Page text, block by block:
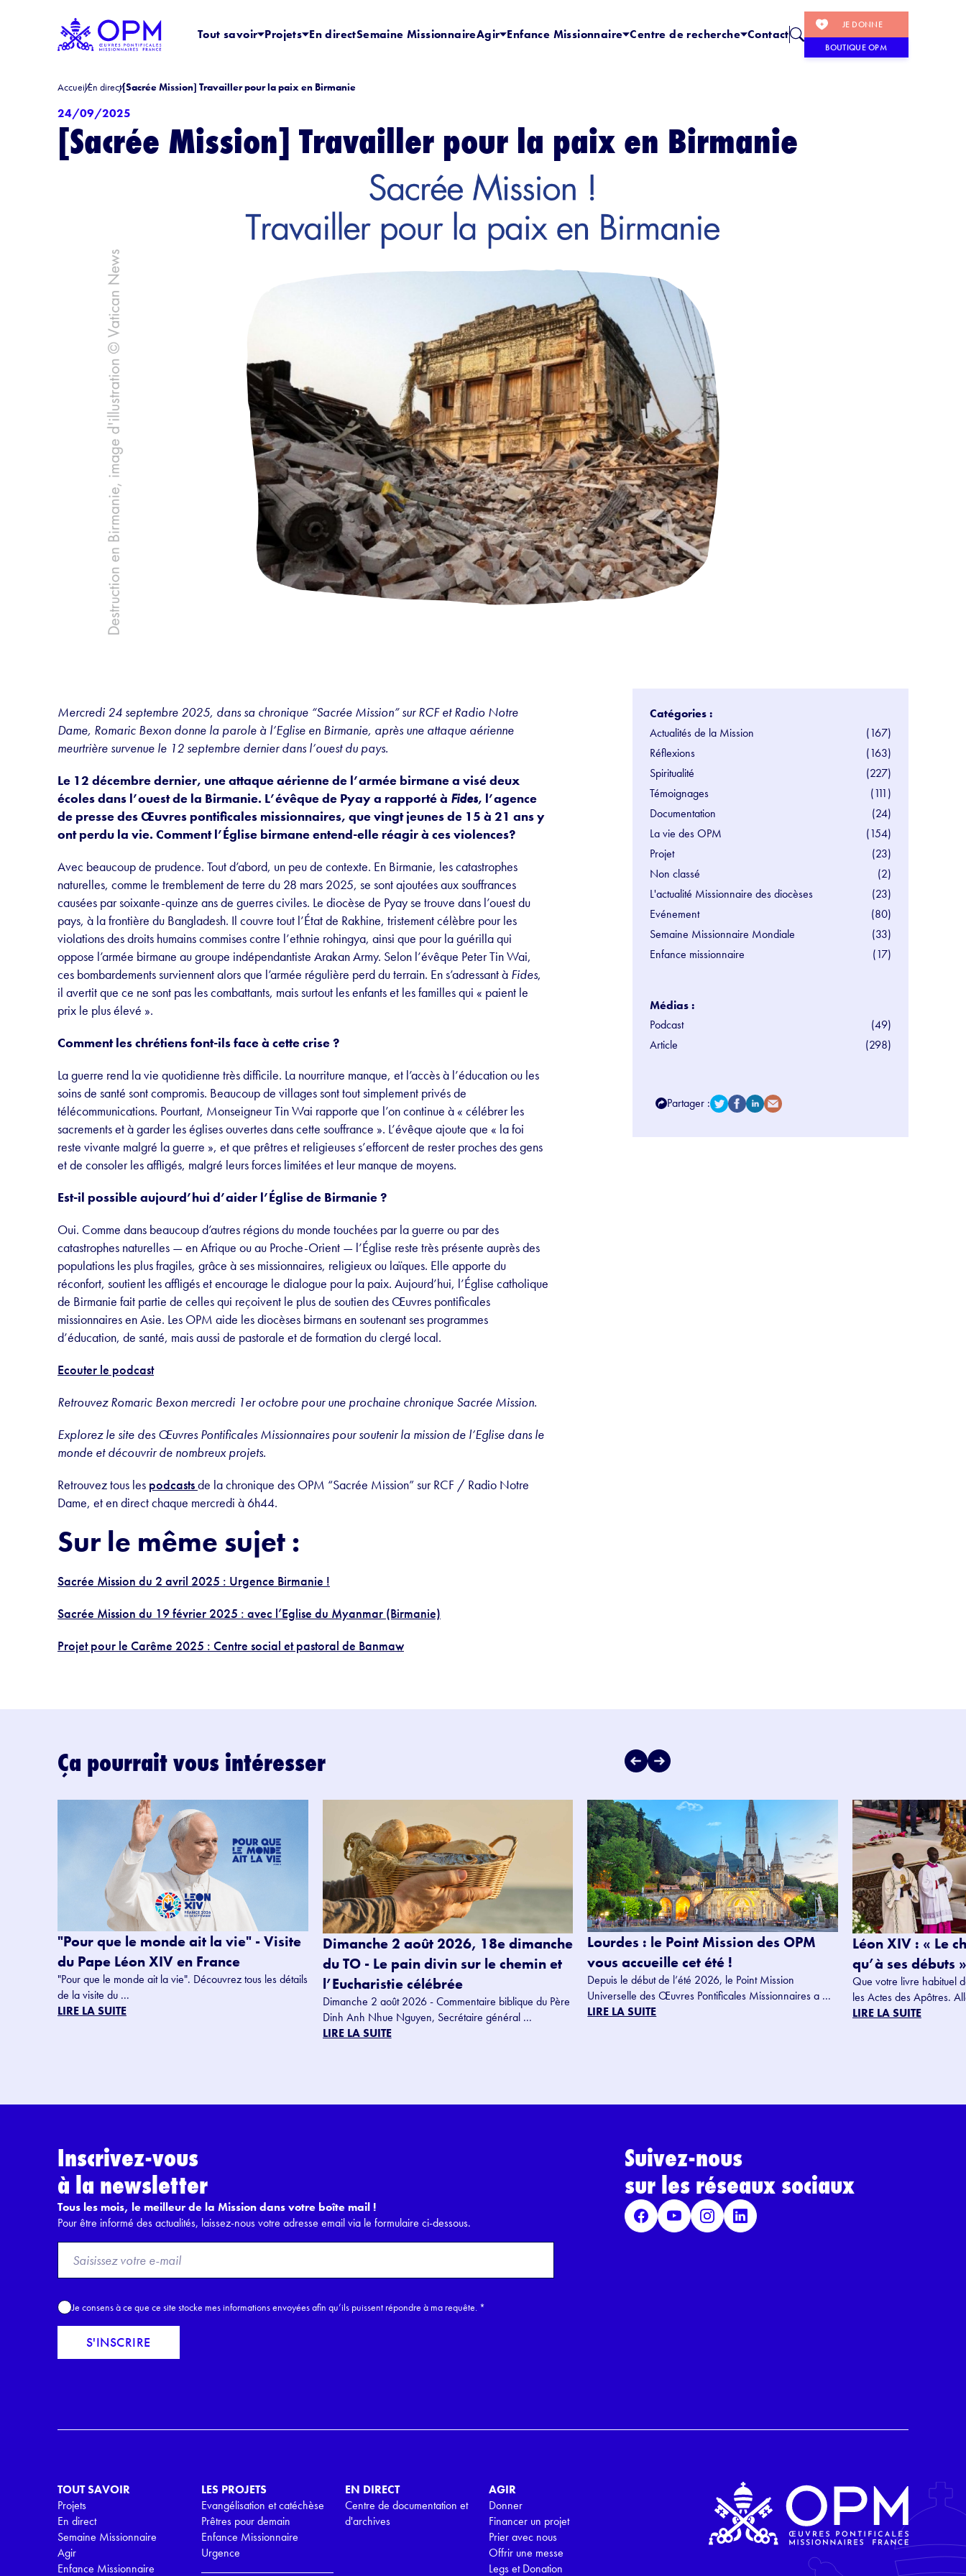
Tout savoir Projets En directSemaine MissionnaireAgir Enfance Missionnaire Centre de recherche Contact
JE DONNE
BOUTIQUE OPM
AccueilEn direct[Sacrée Mission] Travailler pour la paix en Birmanie
24/09/2025
[Sacrée Mission] Travailler pour la paix en Birmanie
Mercredi 24 septembre 2025, dans sa chronique “Sacrée Mission” sur RCF et Radio Notre
Dame, Romaric Bexon donne la parole à l’Eglise en Birmanie, après une attaque aérienne
meurtrière survenue le 12 septembre dernier dans l’ouest du pays.
Le 12 décembre dernier, une attaque aérienne de l’armée birmane a visé deux
écoles dans l’ouest de la Birmanie. L’évêque de Pyay a rapporté à Fides, l’agence
de presse des Œuvres pontificales missionnaires, que vingt jeunes de 15 à 21 ans y
ont perdu la vie. Comment l’Église birmane entend-elle réagir à ces violences?
Avec beaucoup de prudence. Tout d’abord, un peu de contexte. En Birmanie, les catastrophes
naturelles, comme le tremblement de terre du 28 mars 2025, se sont ajoutées aux souffrances
causées par soixante-quinze ans de guerres civiles. Le diocèse de Pyay se trouve dans l’ouest du
pays, à la frontière du Bangladesh. Il couvre tout l’État de Rakhine, tristement célèbre pour les
violations des droits humains commises contre l’ethnie rohingya, ainsi que pour la guérilla qui
oppose l’armée birmane au groupe indépendantiste Arakan Army. Selon l’évêque Peter Tin Wai,
ces bombardements surviennent alors que l’armée régulière perd du terrain. En s’adressant à Fides,
il avertit que ce ne sont pas les combattants, mais surtout les enfants et les familles qui « paient le
prix le plus élevé ».
Comment les chrétiens font-ils face à cette crise ?
La guerre rend la vie quotidienne très difficile. La nourriture manque, et l’accès à l’éducation ou les
soins de santé sont compromis. Beaucoup de villages sont tout simplement privés de
télécommunications. Pourtant, Monseigneur Tin Wai rapporte que l’on continue à « célébrer les
sacrements et à garder les églises ouvertes dans cette souffrance ». L’évêque ajoute que « la foi
reste vivante malgré la guerre », et que prêtres et religieuses s’efforcent de rester proches des gens
et de consoler les affligés, malgré leurs forces limitées et leur manque de moyens.
Est-il possible aujourd’hui d’aider l’Église de Birmanie ?
Oui. Comme dans beaucoup d’autres régions du monde touchées par la guerre ou par des
catastrophes naturelles — en Afrique ou au Proche-Orient — l’Église reste très présente auprès des
populations les plus fragiles, grâce à ses missionnaires, religieux ou laïques. Elle apporte du
réconfort, soutient les affligés et encourage le dialogue pour la paix. Aujourd’hui, l’Église catholique
de Birmanie fait partie de celles qui reçoivent le plus de soutien des Œuvres pontificales
missionnaires en Asie. Les OPM aide les diocèses birmans en soutenant ses programmes
d’éducation, de santé, mais aussi de pastorale et de formation du clergé local.
Ecouter le podcast
Retrouvez Romaric Bexon mercredi 1er octobre pour une prochaine chronique Sacrée Mission.
Explorez le site des Œuvres Pontificales Missionnaires pour soutenir la mission de l’Eglise dans le
monde et découvrir de nombreux projets.
Retrouvez tous les podcastsde la chronique des OPM “Sacrée Mission” sur RCF / Radio Notre
Dame, et en direct chaque mercredi à 6h44.
Sur le même sujet :
Sacrée Mission du 2 avril 2025 : Urgence Birmanie !
Sacrée Mission du 19 février 2025 : avec l’Eglise du Myanmar (Birmanie)
Projet pour le Carême 2025 : Centre social et pastoral de Banmaw
Catégories :
Actualités de la Mission
(167)
Réflexions
(163)
Spiritualité
(227)
Témoignages
(111)
Documentation
(24)
La vie des OPM
(154)
Projet
(23)
Non classé
(2)
L'actualité Missionnaire des diocèses
(23)
Evénement
(80)
Semaine Missionnaire Mondiale
(33)
Enfance missionnaire
(17)
Médias :
Podcast
(49)
Article
(298)
Partager :
Ça pourrait vous intéresser
"Pour que le monde ait la vie" - Visite
du Pape Léon XIV en France
"Pour que le monde ait la vie". Découvrez tous les détails
de la visite du ...
LIRE LA SUITE
Dimanche 2 août 2026, 18e dimanche
du TO - Le pain divin sur le chemin et
l’Eucharistie célébrée
Dimanche 2 août 2026 - Commentaire biblique du Père
Dinh Anh Nhue Nguyen, Secrétaire général ...
LIRE LA SUITE
Lourdes : le Point Mission des OPM
vous accueille cet été !
Depuis le début de l’été 2026, le Point Mission
Universelle des Œuvres Pontificales Missionnaires a ...
LIRE LA SUITE
Léon XIV : « Le
qu’à ses débuts
Que votre livre habituel
les Actes des Apôtres.
LIRE LA SUITE
Inscrivez-vous
à la newsletter
Tous les mois, le meilleur de la Mission dans votre boîte mail !
Pour être informé des actualités, laissez-nous votre adresse email via le formulaire ci-dessous.
o
E
m
i
A
c
P
Je consens à ce que ce site stocke mes informations envoyées afin qu’ils puissent répondre à ma requête. *
S'INSCRIRE
Suivez-nous
sur les réseaux sociaux
TOUT SAVOIR
Projets
En direct
Semaine Missionnaire
Agir
Enfance Missionnaire
LES PROJETS
Evangélisation et catéchèse
Prêtres pour demain
Enfance Missionnaire
Urgence
EN DIRECT
Centre de documentation et
d'archives
AGIR
Donner
Financer un projet
Prier avec nous
Offrir une messe
Legs et Donation